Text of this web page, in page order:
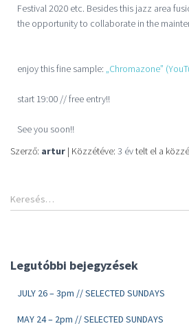
Festival 2020 etc. Besides this jazz area
the opportunity to collaborate in the
enjoy this fine sample: „Chromazone”
start 19:00 // free entry!!
See you soon!!
Szerző: artur | Közzétéve: 3 évtelt el a
Keresés…
Legutóbbi bejegyzések
JULY 26 – 3pm // SELECTED SUNDAYS
MAY 24 – 2pm // SELECTED SUNDAYS